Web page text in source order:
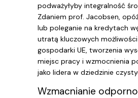
podważyłyby integralność
Zdaniem prof. Jacobsen,
lub poleganie na kredytach
utratą kluczowych
gospodarki UE, tworzenia
miejsc pracy i wzmocnienia
jako lidera w dziedzinie
Wzmacnianie